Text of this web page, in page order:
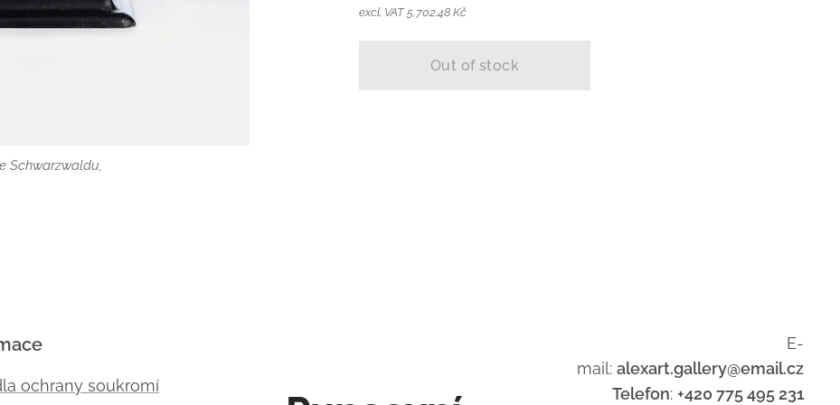
Schwarzwaldu,
excl. VAT 5,702.48 Kč
Out of stock
ochrany soukromí
E-
mail: alexart.gallery@email.cz
Telefon: +420 775 495 231